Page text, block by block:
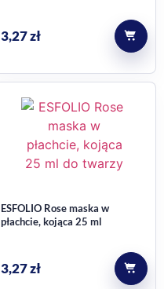
3,27zł
ESFOLIO Rose maska w
płachcie, kojąca 25 ml
3,27zł